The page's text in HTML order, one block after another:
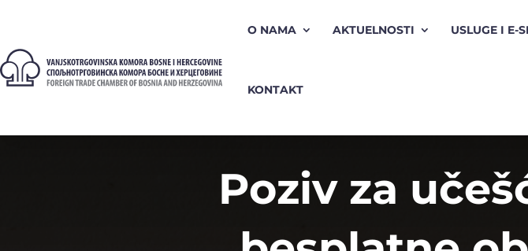
O NAMA AKTUELNOSTI USLUGE I E-
KONTAKT
Poziv za